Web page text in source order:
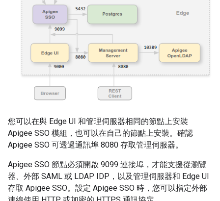
您可以在與 Edge UI 和管理伺服器相同的節點上安裝
Apigee SSO 模組，也可以在自己的節點上安裝。確認
Apigee SSO 可透過通訊埠 8080 存取管理伺服器。
Apigee SSO 節點必須開啟 9099 連接埠，才能支援從瀏覽
器、外部 SAML 或 LDAP IDP，以及管理伺服器和 Edge UI
存取 Apigee SSO。設定 Apigee SSO 時，您可以指定外部